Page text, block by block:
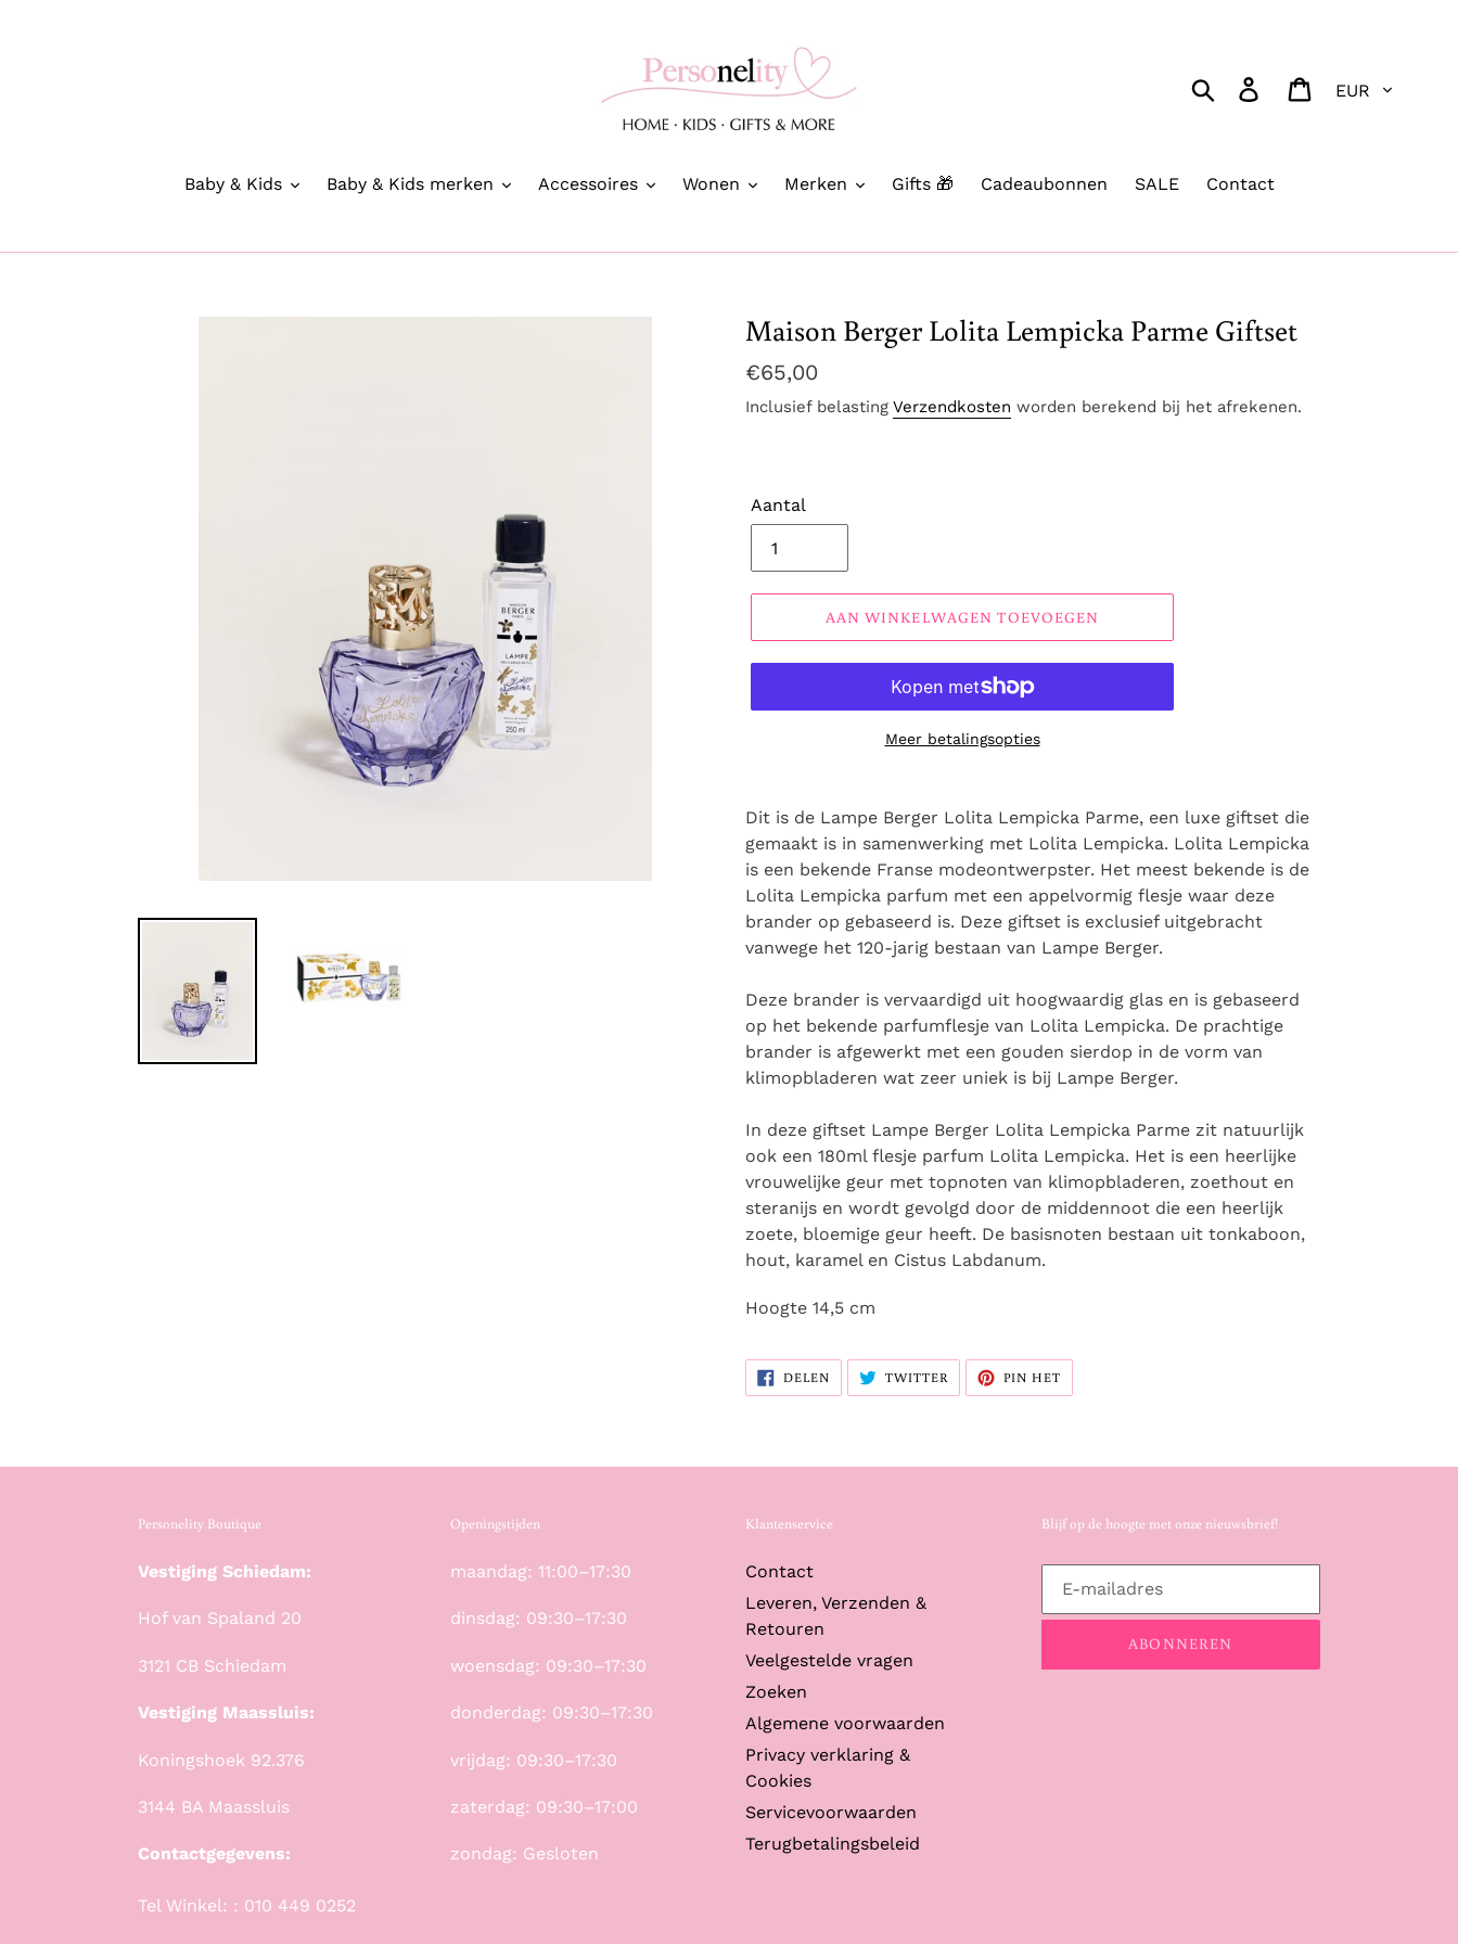
Zoeken AanmeldenWinkelwagen
Baby & Kids Baby & Kids merken Accessoires Wonen Merken Gifts 🎁 Cadeaubonnen SALE Contact
Maison Berger Lolita Lempicka Parme Giftset
Normale
prijs
€65,00
Inclusief belasting Verzendkosten worden berekend bij het afrekenen.
Aantal
AAN WINKELWAGEN TOEVOEGEN
Meer betalingsopties
Dit is de Lampe Berger Lolita Lempicka Parme, een luxe giftset die
gemaakt is in samenwerking met Lolita Lempicka. Lolita Lempicka
is een bekende Franse modeontwerpster. Het meest bekende is de
Lolita Lempicka parfum met een appelvormig flesje waar deze
brander op gebaseerd is. Deze giftset is exclusief uitgebracht
vanwege het 120-jarig bestaan van Lampe Berger.
Deze brander is vervaardigd uit hoogwaardig glas en is gebaseerd
op het bekende parfumflesje van Lolita Lempicka. De prachtige
brander is afgewerkt met een gouden sierdop in de vorm van
klimopbladeren wat zeer uniek is bij Lampe Berger.
In deze giftset Lampe Berger Lolita Lempicka Parme zit natuurlijk
ook een 180ml flesje parfum Lolita Lempicka. Het is een heerlijke
vrouwelijke geur met topnoten van klimopbladeren, zoethout en
steranijs en wordt gevolgd door de middennoot die een heerlijk
zoete, bloemige geur heeft. De basisnoten bestaan uit tonkaboon,
hout, karamel en Cistus Labdanum.
Hoogte 14,5 cm
DELENDELEN
FACEBOOK
TWITTER TWITTEREN
OP
TWITTER
PIN HET
PINTEREST
Personelity Boutique
Vestiging Schiedam:
Hof van Spaland 20
3121 CB Schiedam
Vestiging Maassluis:
Koningshoek 92.376
3144 BA Maassluis
Contactgegevens:
Tel Winkel: : 010 449 0252
Openingstijden
maandag: 11:00–17:30
dinsdag: 09:30–17:30
woensdag: 09:30–17:30
donderdag: 09:30–17:30
vrijdag: 09:30–17:30
zaterdag: 09:30–17:00
zondag: Gesloten
Klantenservice
Contact
Leveren, Verzenden &
Retouren
Veelgestelde vragen
Zoeken
Algemene voorwaarden
Privacy verklaring &
Cookies
Servicevoorwaarden
Terugbetalingsbeleid
Blijf op de hoogte met onze nieuwsbrief!
ABONNEREN